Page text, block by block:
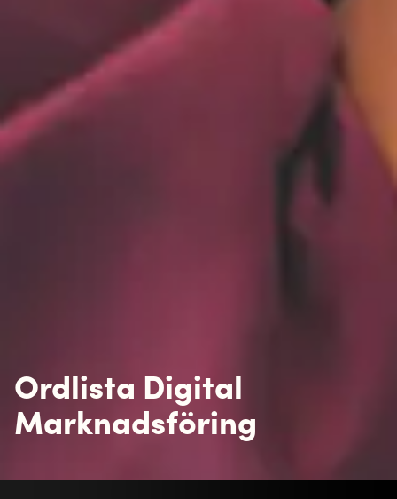
Här ligger fokus på tillväxt och datadrivna beslut
och mätbara insatser.
Influencer Marketing
Här samarbetar du med människor som tilltalar din
målgrupp. Utifrån dennes personliga konton pratar
personen med sina följare om dina produkter /
mäta resultat och effektivitet på
företag/kampanjer.
Native annonsering